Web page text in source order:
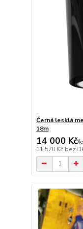
Černá lesklá
18m
14 000 Kč/
11 570 Kč bez